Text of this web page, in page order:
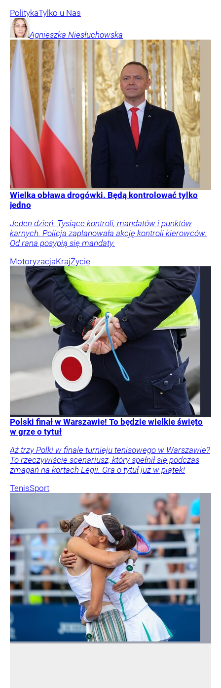
PolitykaTylko u Nas
Agnieszka Niesłuchowska
Wielka obława drogówki. Będą kontrolować tylko
jedno
Jeden dzień. Tysiące kontroli, mandatów i punktów
karnych. Policja zaplanowała akcję kontroli kierowców.
Od rana posypią się mandaty.
MotoryzacjaKrajŻycie
Polski finał w Warszawie! To będzie wielkie święto
w grze o tytuł
Aż trzy Polki w finale turnieju tenisowego w Warszawie?
To rzeczywiście scenariusz, który spełnił się podczas
zmagań na kortach Legii. Gra o tytuł już w piątek!
TenisSport